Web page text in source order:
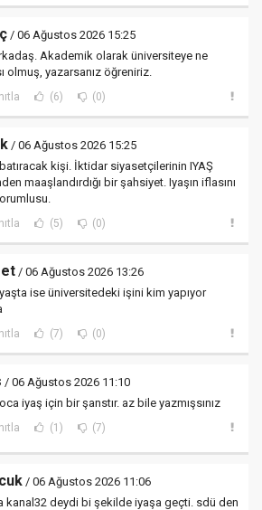
/ 06 Ağustos 2026 15:25
Akademik olarak üniversiteye ne
olmuş, yazarsanız öğreniriz.
(6) (0)
/ 06 Ağustos 2026 15:25
batıracak kişi. İktidar siyasetçilerinin IYAŞ
maaşlandırdığı bir şahsiyet. Iyaşın iflasını
(5) (0)
/ 06 Ağustos 2026 13:26
ise üniversitedeki işini kim yapıyor
(7) (0)
/ 06 Ağustos 2026 11:10
iyaş için bir şanstır. az bile yazmışsınız
(1) (7)
/ 06 Ağustos 2026 11:06
kanal32 deydi bi şekilde iyaşa geçti. sdü den